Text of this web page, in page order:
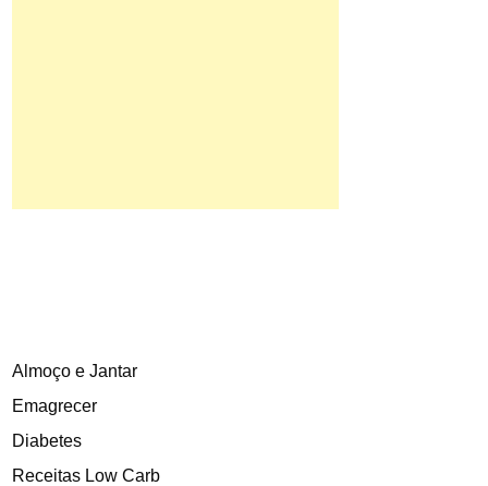
Almoço e Jantar
Emagrecer
Diabetes
Receitas Low Carb